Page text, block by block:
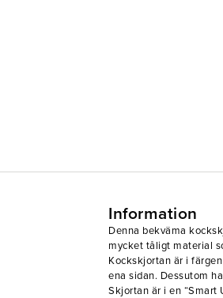
Information
Denna bekväma
mycket tåligt material
Kockskjortan är i
ena sidan. Dessutom
Skjortan är i en “Smart